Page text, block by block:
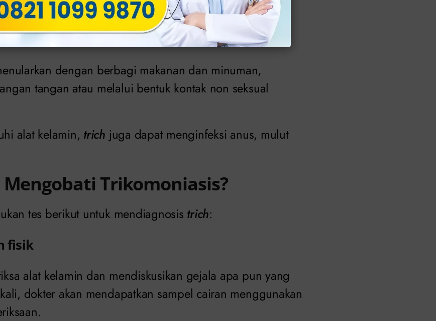
ke penis atau vagina ke vagina.
dengan berbagi makanan dan minuman,
tangan atau melalui bentuk kontak non seksual
alat kelamin, trich juga dapat menginfeksi anus, mulut
Trikomoniasis?
tes berikut untuk mendiagnosis trich:
fisik
alat kelamin dan mendiskusikan gejala apa pun yang
dokter akan mendapatkan sampel cairan menggunakan